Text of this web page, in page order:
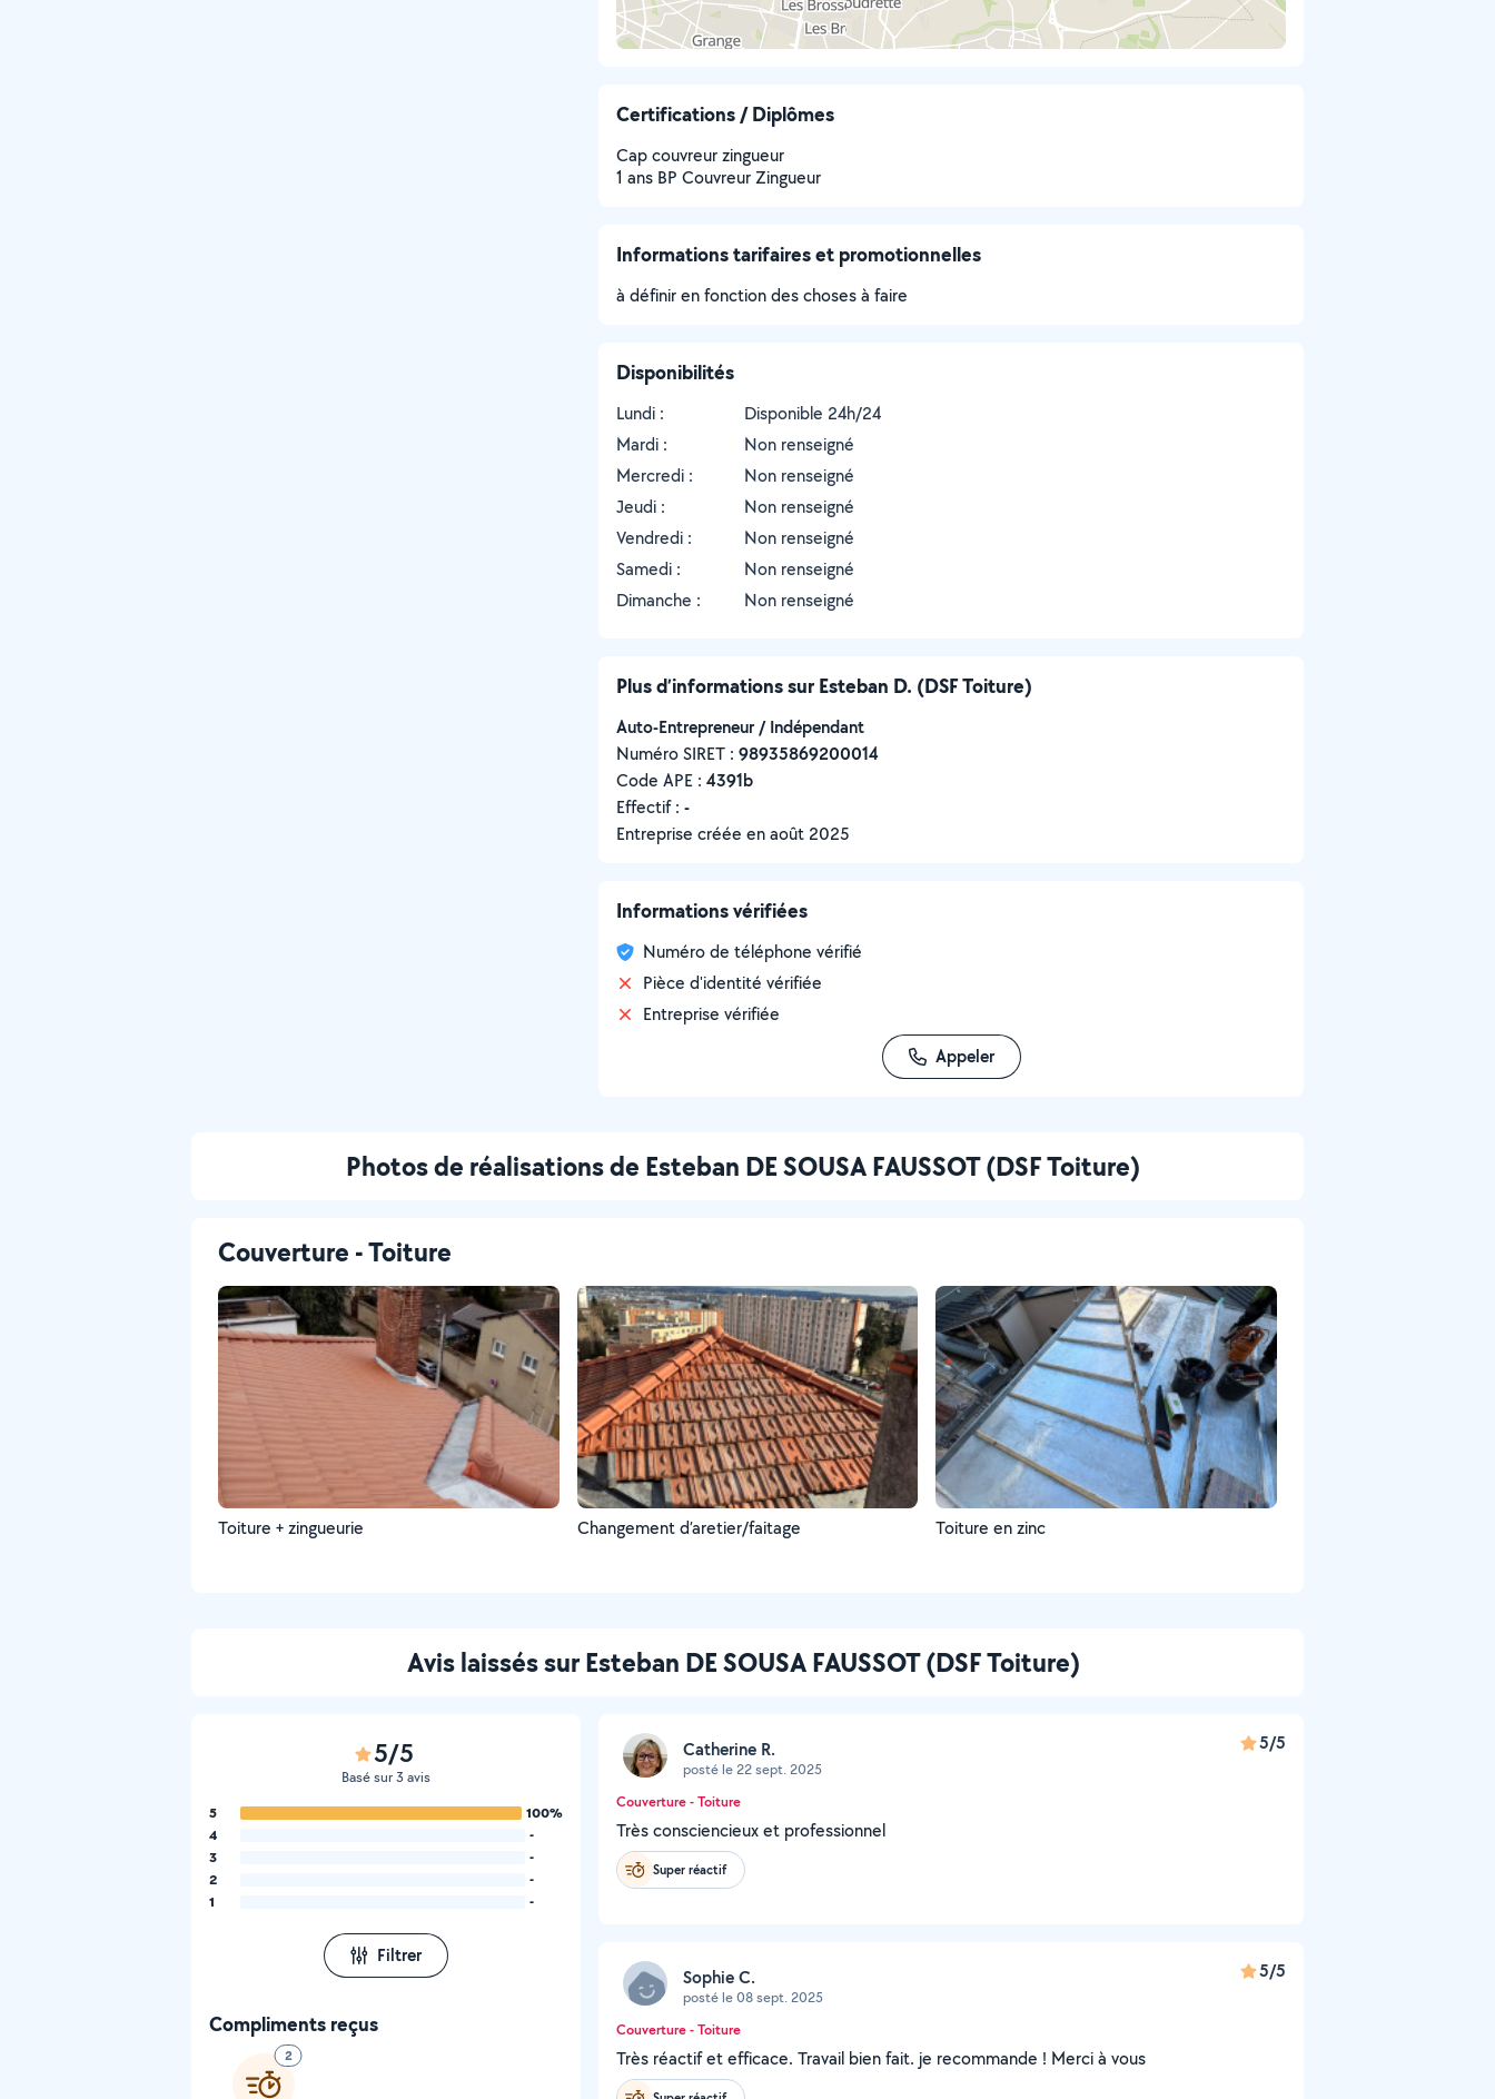
Certifications / Diplômes
Cap couvreur zingueur
1 ans BP Couvreur Zingueur
Informations tarifaires et promotionnelles
à définir en fonction des choses à faire
Disponibilités
Lundi :
Disponible 24h/24
Mardi :
Non renseigné
Mercredi :
Non renseigné
Jeudi :
Non renseigné
Vendredi :
Non renseigné
Samedi :
Non renseigné
Dimanche :
Non renseigné
Plus d’informations sur Esteban D. (DSF Toiture)
Auto-Entrepreneur / Indépendant
Numéro SIRET : ‍98935869200014
Code APE : 4391b
Effectif : -
Entreprise créée enaoût 2025
Informations vérifiées
Numéro de téléphone vérifié
Pièce d'identité vérifiée
Entreprise vérifiée
Appeler
Photos de réalisations de Esteban DE SOUSA FAUSSOT (DSF Toiture)
Couverture - Toiture
Toiture + zingueurie Changement d’aretier/faitage Toiture en zinc
Avis laissés sur Esteban DE SOUSA FAUSSOT (DSF Toiture)
5/5
Basé sur 3 avis
5
100%
4
-
3
-
2
-
1
-
Filtrer
Compliments reçus
2
Catherine R.
posté le 22 sept. 2025
5/5
Couverture - Toiture
Très consciencieux et professionnel
Super réactif
Sophie C.
posté le 08 sept. 2025
5/5
Couverture - Toiture
Très réactif et efficace. Travail bien fait. je recommande ! Merci à vous